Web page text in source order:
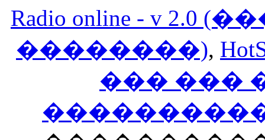
Radio online - v
��������),
��� ���